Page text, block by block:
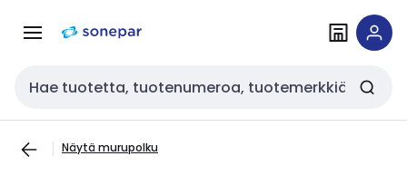
navigointiinsisältöön
Haku
Näytä murupolku